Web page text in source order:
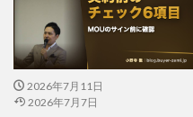
2026年7月11日
2026年7月7日